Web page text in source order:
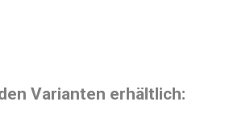
Varianten erhältlich: